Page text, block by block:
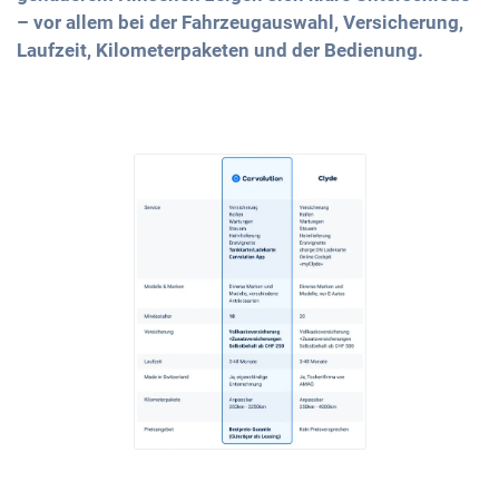
– vor allem bei der Fahrzeugauswahl, Versicherung,
Laufzeit, Kilometerpaketen und der Bedienung.